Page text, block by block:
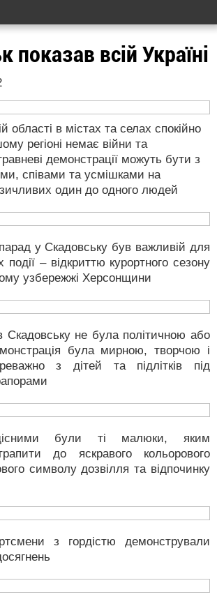
показав всій Україні
області в містах та селах спокійно
регіоні немає війни та
демонстрації можуть бути з
співами та усмішками на
один до одного людей
у Скадовську був важливій для
події – відкриттю курортного сезону
узбережжі Херсонщини
Скадовську не була політичною або
була мирною, творчою і
з дітей та підлітків під
були ті малюки, яким
до яскравого кольорового
символу дозвілля та відпочинку
з гордістю демонстрували